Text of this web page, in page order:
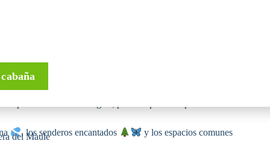
del Maule
nativos, Quillay es un refugio lleno de encanto y amplitud.
todas las comodidades.
risas y momentos que se quedan grabados en el alma
, los senderos encantados
y los espacios comunes